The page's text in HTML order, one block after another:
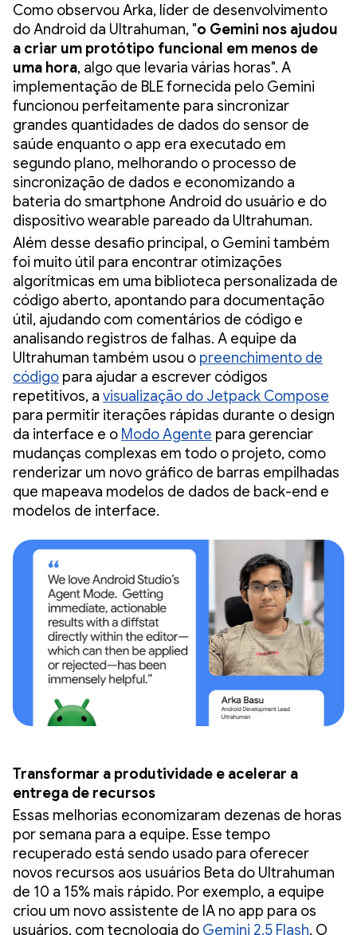
Como observou Arka, líder de desenvolvimento
do Android da Ultrahuman, "o Gemini nos ajudou
a criar um protótipo funcional em menos de
uma hora, algo que levaria várias horas". A
implementação de BLE fornecida pelo Gemini
funcionou perfeitamente para sincronizar
grandes quantidades de dados do sensor de
saúde enquanto o app era executado em
segundo plano, melhorando o processo de
sincronização de dados e economizando a
bateria do smartphone Android do usuário e do
dispositivo wearable pareado da Ultrahuman.
Além desse desafio principal, o Gemini também
foi muito útil para encontrar otimizações
algorítmicas em uma biblioteca personalizada de
código aberto, apontando para documentação
útil, ajudando com comentários de código e
analisando registros de falhas. A equipe da
Ultrahuman também usou o preenchimento de
código para ajudar a escrever códigos
repetitivos, a visualização do Jetpack Compose
para permitir iterações rápidas durante o design
da interface e o Modo Agente para gerenciar
mudanças complexas em todo o projeto, como
renderizar um novo gráfico de barras empilhadas
que mapeava modelos de dados de back-end e
modelos de interface.
Transformar a produtividade e acelerar a
entrega de recursos
Essas melhorias economizaram dezenas de horas
por semana para a equipe. Esse tempo
recuperado está sendo usado para oferecer
novos recursos aos usuários Beta do Ultrahuman
de 10 a 15% mais rápido. Por exemplo, a equipe
criou um novo assistente de IA no app para os
usuários, com tecnologia do Gemini 2.5 Flash. O